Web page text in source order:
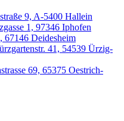
9, A-5400 Hallein
1, 97346 Iphofen
67146 Deidesheim
41, 54539 Ürzig-
69, 65375 Oestrich-